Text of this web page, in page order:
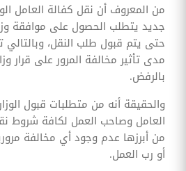
من المعروف أن نقل كفالة العامل
جديد يتطلب الحصول على موافقة
حتى يتم قبول طلب النقل، وبالتالي
مدى تأثير مخالفة المرور على قرار
بالرفض.
والحقيقة أنه من متطلبات قبول
العامل وصاحب العمل لكافة شروط
من أبرزها عدم وجود أي مخالفة
أو رب العمل.